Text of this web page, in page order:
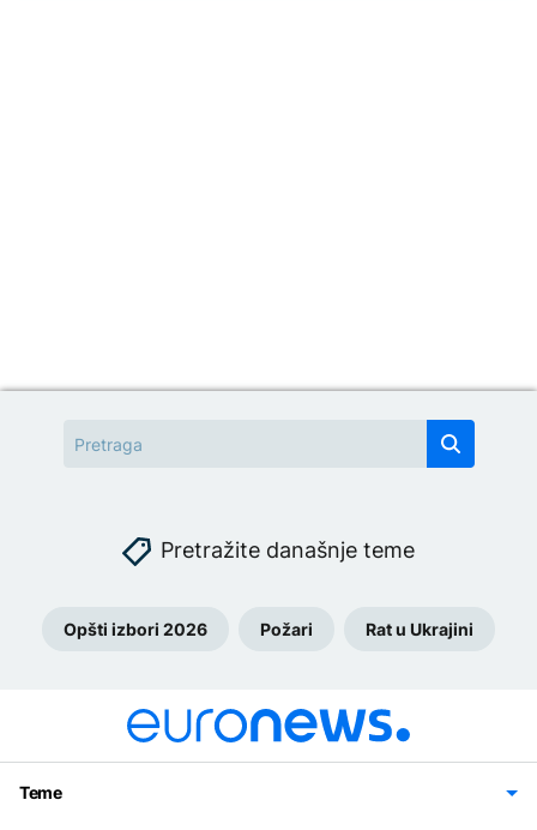
Pretražite današnje teme
Opšti izbori 2026 Požari Rat u Ukrajini
Teme